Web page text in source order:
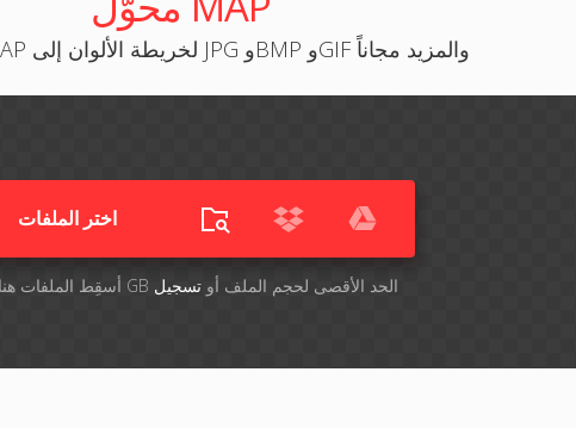
حوّل صور MAP لخريطة الألوان إلى JPG وBMP وGIF والمزيد مجاناً
اختر الملفات
أسقِط الملفات هنا. 1 GB الحد الأقصى لحجم الملف أوتسجيل